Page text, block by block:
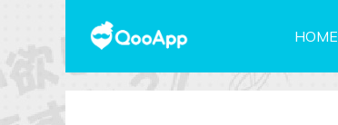
HOME